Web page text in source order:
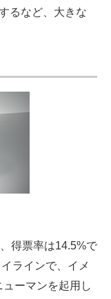
るなど、大きな
得票率は14.5%で
ラインで、イメ
ーマンを起用し